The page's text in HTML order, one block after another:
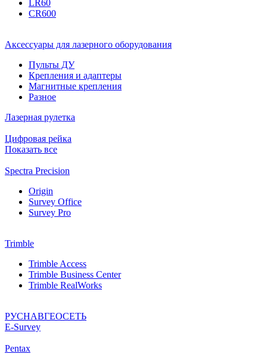
LR60
CR600
Аксессуары для лазерного оборудования
Пульты ДУ
Крепления и адаптеры
Магнитные крепления
Разное
Лазерная рулетка
Цифровая рейка
Показать все
Spectra Precision
Origin
Survey Office
Survey Pro
Trimble
Trimble Access
Trimble Business Center
Trimble RealWorks
РУСНАВГЕОСЕТЬ
Е-Survey
Pentax